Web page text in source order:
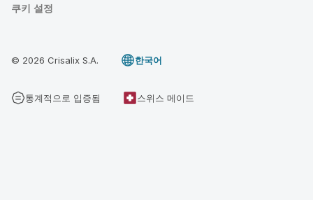
쿠키 설정
© 2026 Crisalix S.A. 한국어
통계적으로 입증됨 스위스 메이드